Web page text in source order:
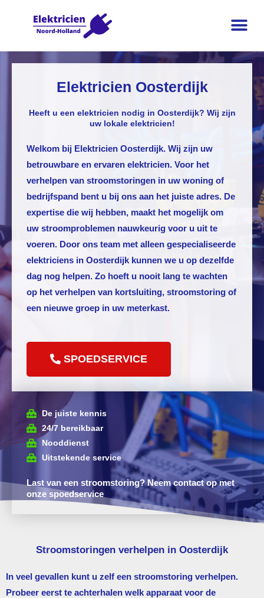
Elektricien Oosterdijk
Heeft u een elektricien nodig in Oosterdijk? Wij zijn
uw lokale elektricien!
Welkom bij Elektricien Oosterdijk. Wij zijn uw
betrouwbare en ervaren elektricien. Voor het
verhelpen van stroomstoringen in uw woning of
bedrijfspand bent u bij ons aan het juiste adres. De
expertise die wij hebben, maakt het mogelijk om
uw stroomproblemen nauwkeurig voor u uit te
voeren. Door ons team met alleen gespecialiseerde
elektriciens in Oosterdijk kunnen we u op dezelfde
dag nog helpen. Zo hoeft u nooit lang te wachten
op het verhelpen van kortsluiting, stroomstoring of
een nieuwe groep in uw meterkast.
SPOEDSERVICE
De juiste kennis
24/7 bereikbaar
Nooddienst
Uitstekende service
Last van een stroomstoring? Neem contact op met
onze spoedservice
Stroomstoringen verhelpen in Oosterdijk
In veel gevallen kunt u zelf een stroomstoring verhelpen.
Probeer eerst te achterhalen welk apparaat voor de